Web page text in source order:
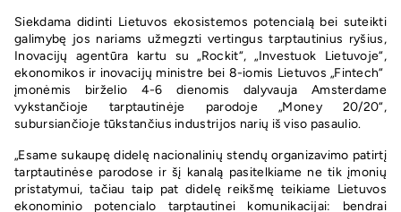
Siekdama didinti Lietuvos ekosistemos potencialą bei suteikti
galimybę jos nariams užmegzti vertingus tarptautinius ryšius,
Inovacijų agentūra kartu su „Rockit“, „Investuok Lietuvoje“,
ekonomikos ir inovacijų ministre bei 8-iomis Lietuvos „Fintech“
įmonėmis birželio 4-6 dienomis dalyvauja Amsterdame
vykstančioje tarptautinėje parodoje „Money 20/20“,
subursiančioje tūkstančius industrijos narių iš viso pasaulio.
„Esame sukaupę didelę nacionalinių stendų organizavimo patirtį
tarptautinėse parodose ir šį kanalą pasitelkiame ne tik įmonių
pristatymui, tačiau taip pat didelę reikšmę teikiame Lietuvos
ekonominio potencialo tarptautinei komunikacijai: bendrai